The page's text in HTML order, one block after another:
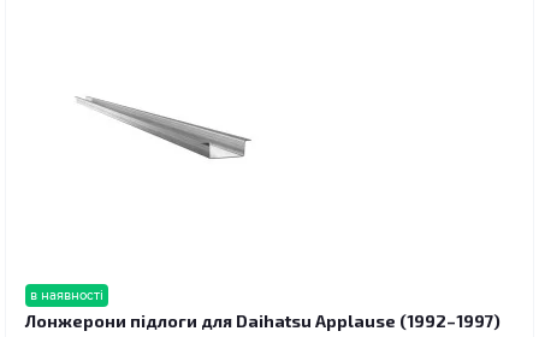
в наявності
Лонжерони підлоги для Daihatsu Applause (1992–1997)